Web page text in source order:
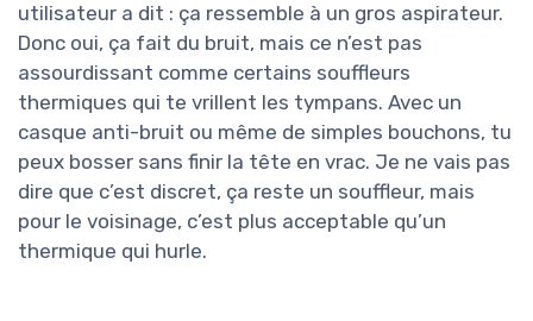
utilisateur a dit : ça ressemble à un gros aspirateur.
Donc oui, ça fait du bruit, mais ce n’est pas
assourdissant comme certains souffleurs
thermiques qui te vrillent les tympans. Avec un
casque anti-bruit ou même de simples bouchons, tu
peux bosser sans finir la tête en vrac. Je ne vais pas
dire que c’est discret, ça reste un souffleur, mais
pour le voisinage, c’est plus acceptable qu’un
thermique qui hurle.